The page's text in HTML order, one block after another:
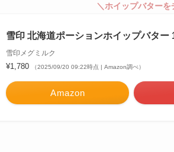
＼ホイップバターを
雪印 北海道ポーションホイップバタ
雪印メグミルク
¥1,780 （2025/09/20 09:22時点 | Amazon調べ）
Amazon